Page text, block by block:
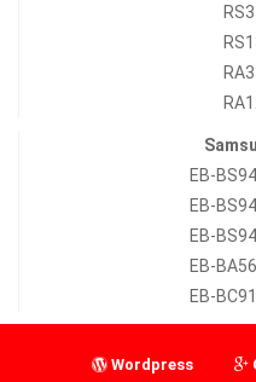
EB-
EB-
EB-
EB-
EB-
Wordpress